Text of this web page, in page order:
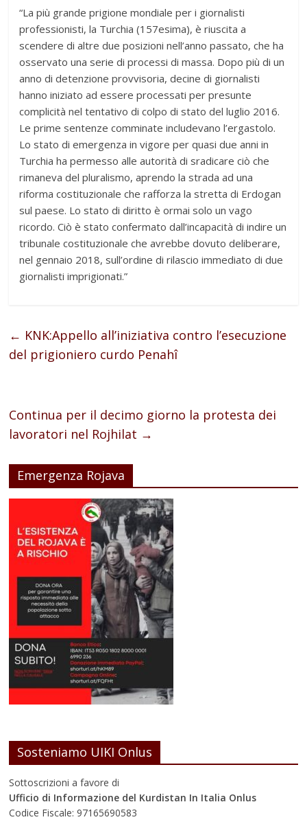
“La più grande prigione mondiale per i giornalisti
professionisti, la Turchia (157esima), è riuscita a
scendere di altre due posizioni nell’anno passato, che ha
osservato una serie di processi di massa. Dopo più di un
anno di detenzione provvisoria, decine di giornalisti
hanno iniziato ad essere processati per presunte
complicità nel tentativo di colpo di stato del luglio 2016.
Le prime sentenze comminate includevano l’ergastolo.
Lo stato di emergenza in vigore per quasi due anni in
Turchia ha permesso alle autorità di sradicare ciò che
rimaneva del pluralismo, aprendo la strada ad una
riforma costituzionale che rafforza la stretta di Erdogan
sul paese. Lo stato di diritto è ormai solo un vago
ricordo. Ciò è stato confermato dall’incapacità di indire un
tribunale costituzionale che avrebbe dovuto deliberare,
nel gennaio 2018, sull’ordine di rilascio immediato di due
giornalisti imprigionati.”
← KNK:Appello all’iniziativa contro l’esecuzione
del prigioniero curdo Penahî
Continua per il decimo giorno la protesta dei
lavoratori nel Rojhilat →
Emergenza Rojava
Sosteniamo UIKI Onlus
Sottoscrizioni a favore di
Ufficio di Informazione del Kurdistan In Italia Onlus
Codice Fiscale: 97165690583